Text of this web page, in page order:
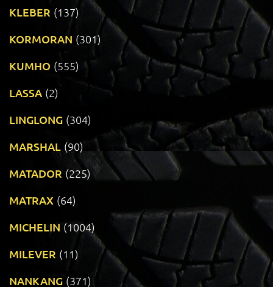
KLEBER (137)
KORMORAN (301)
KUMHO (555)
LASSA (2)
LINGLONG (304)
MARSHAL (90)
MATADOR (225)
MATRAX (64)
MICHELIN (1004)
MILEVER (11)
NANKANG (371)